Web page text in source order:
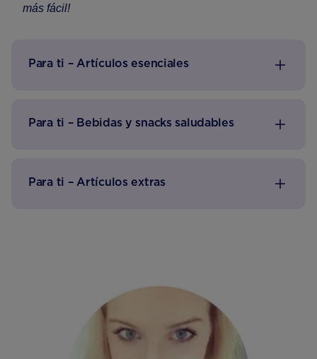
más fácil!
Para ti – Artículos esenciales
Para ti – Bebidas y snacks saludables
Para ti – Artículos extras